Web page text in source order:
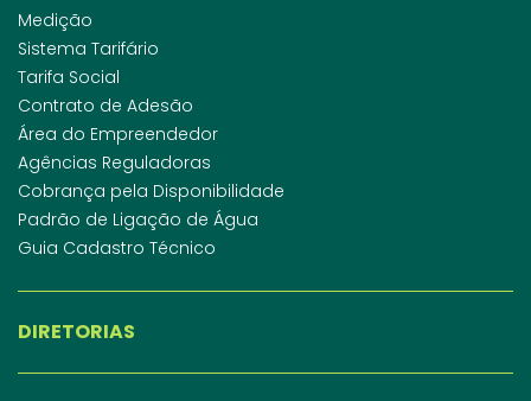
Medição
Sistema Tarifário
Tarifa Social
Contrato de Adesão
Área do Empreendedor
Agências Reguladoras
Cobrança pela Disponibilidade
Padrão de Ligação de Água
Guia Cadastro Técnico
DIRETORIAS